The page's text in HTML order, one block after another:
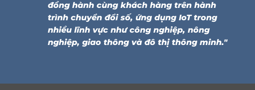
đồng hành cùng khách hàng trên hành
trình chuyển đổi số, ứng dụng IoT trong
nhiều lĩnh vực như công nghiệp, nông
nghiệp, giao thông và đô thị thông minh."